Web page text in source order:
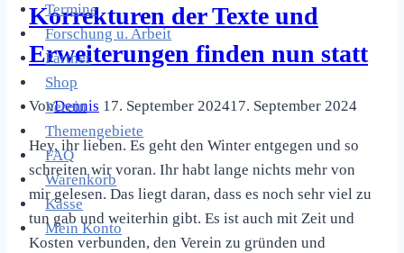
Termine
Forschung u. Arbeit
Partner
Shop
Verein
Themengebiete
FAQ
Warenkorb
Kasse
Mein Konto
Korrekturen der Texte und
Erweiterungen finden nun statt
VonDennis 17. September 202417. September 2024
Hey, ihr lieben. Es geht den Winter entgegen und so
schreiten wir voran. Ihr habt lange nichts mehr von
mir gelesen. Das liegt daran, dass es noch sehr viel zu
tun gab und weiterhin gibt. Es ist auch mit Zeit und
Kosten verbunden, den Verein zu gründen und